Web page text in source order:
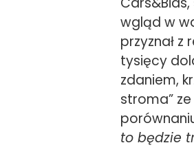
wgląd w
przyznał
tysięcy
zdaniem,
stroma”
to będzie